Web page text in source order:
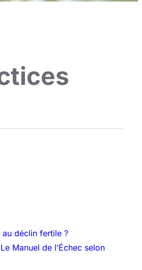
déclin fertile ?
Manuel de l’Échec selon